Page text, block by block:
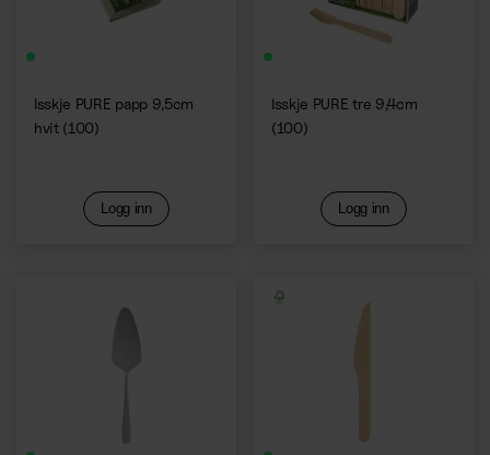
Isskje PURE papp 9,5cm
hvit (100)
Logg inn
Isskje PURE tre 9,4cm
(100)
Logg inn